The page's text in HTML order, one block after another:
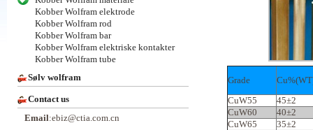
Kobber Wolfram elektrode
Kobber Wolfram rod
Kobber Wolfram bar
Kobber Wolfram elektriske kontakter
Kobber Wolfram tube
Sølv wolfram
Contact us
Email:ebiz@ctia.com.cn
Grade
CuW55
45±2
CuW60
40±2
CuW65
35±2